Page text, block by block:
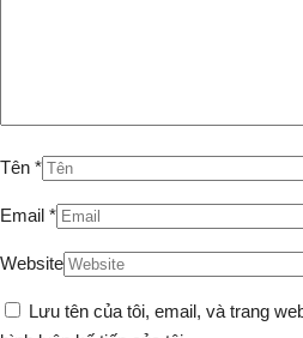
Tên *
Email *
Website
Lưu tên của tôi, email, và trang